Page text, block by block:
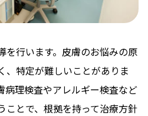
を行います。皮膚のお悩みの原
、特定が難しいことがありま
病理検査やアレルギー検査など
ことで、根拠を持って治療方針